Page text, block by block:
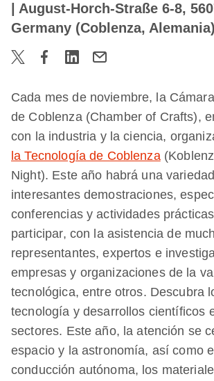
| August-Horch-Straße 6-8,
Germany (Coblenza, Alemania)
Cada mes de noviembre, la
de Coblenza (Chamber of Crafts),
con la industria y la ciencia,
la Tecnología de Coblenza
Night). Este año habrá una
interesantes demostraciones,
conferencias y actividades
participar, con la asistencia de
representantes, expertos e
empresas y organizaciones de la
tecnológica, entre otros. Descubra
tecnología y desarrollos científicos
sectores. Este año, la atención se
espacio y la astronomía, así como
conducción autónoma, los